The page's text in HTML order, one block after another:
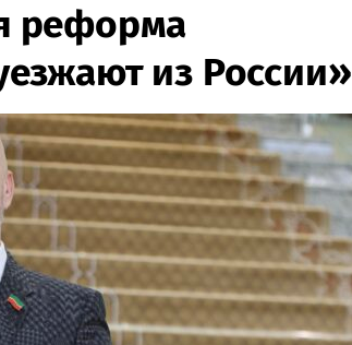
реформа
из России»